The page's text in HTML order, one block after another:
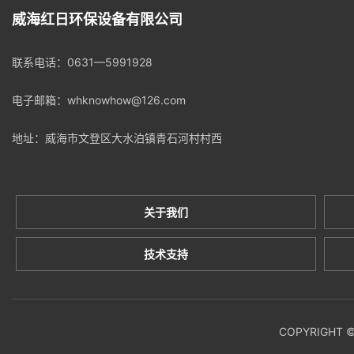
威海红日环保设备有限公司
联系电话： 0631—5991928
电子邮箱：whknowhow@126.com
地址：威海市文登区大水泊镇青石河村村西
关于我们
技术支持
COPYRIGHT